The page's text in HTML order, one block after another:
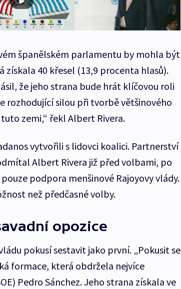
španělském parlamentu by mohla být
40 křesel (13,9 procenta hlasů).
že jeho strana bude hrát klíčovou roli
rozhodující silou při tvorbě většinového
zemi,“ řekl Albert Rivera.
vytvořili s lidovci koalici. Partnerství
Albert Rivera již před volbami, po
podpora menšinové Rajoyovy vlády.
než předčasné volby.
opozice
pokusí sestavit jako první. „Pokusit se
formace, která obdržela nejvíce
Pedro Sánchez. Jeho strana získala ve